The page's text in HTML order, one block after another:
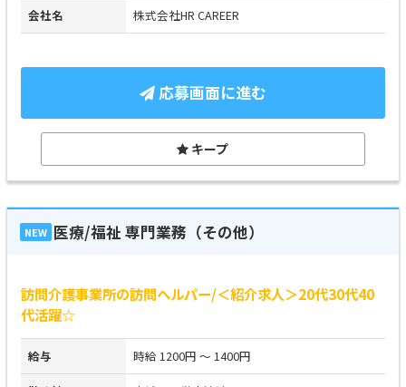
会社名 株式会社HR CAREER
応募画面に進む
キープ
NEW 医療/福祉 専門業務（その他）
訪問介護事業所の訪問ヘルパー/＜紹介求人＞20代30代40
代活躍☆
給与 時給 1200円 ～ 1400円